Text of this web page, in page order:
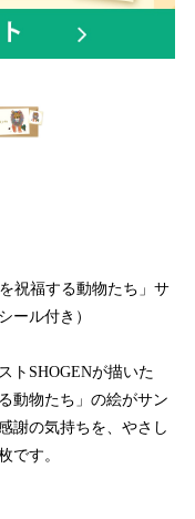
祝福する動物たち」サ
ール付き）
トSHOGENが描いた
動物たち」の絵がサン
謝の気持ちを、やさし
です。